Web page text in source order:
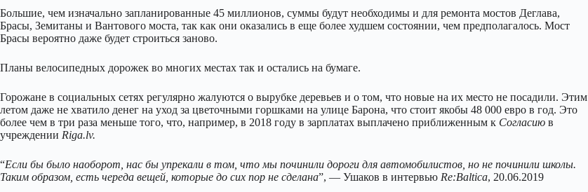
Большие, чем изначально запланированные 45 миллионов, суммы будут необходимы и для ремонта мостов Деглава,
Брасы, Земитаны и Вантового моста, так как они оказались в еще более худшем состоянии, чем предполагалось. Мост
Брасы вероятно даже будет строиться заново.
Планы велосипедных дорожек во многих местах так и остались на бумаге.
Горожане в социальных сетях регулярно жалуются о вырубке деревьев и о том, что новые на их место не посадили. Этим
летом даже не хватило денег на уход за цветочными горшками на улице Барона, что стоит якобы 48 000 евро в год. Это
более чем в три раза меньше того, что, например, в 2018 году в зарплатах выплачено приближенным к Согласию в
учреждении Riga.lv.
“Если бы было наоборот, нас бы упрекали в том, что мы починили дороги для автомобилистов, но не починили школы.
Таким образом, есть череда вещей, которые до сих пор не сделана”, — Ушаков в интервью Re:Baltica, 20.06.2019